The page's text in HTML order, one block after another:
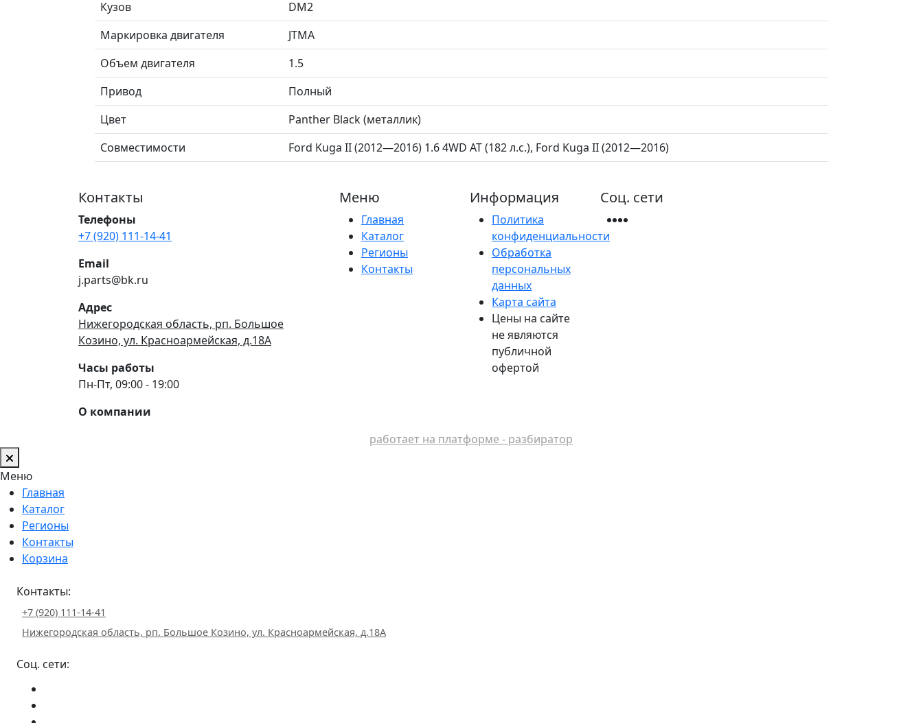
Кузов
DM2
Маркировка двигателя
JTMA
Объем двигателя
1.5
Привод
Полный
Цвет
Panther Black (металлик)
Совместимости
Ford Kuga II (2012—2016) 1.6 4WD AT (182 л.с.), Ford Kuga II (2012—2016)
Контакты
Телефоны
+7 (920) 111-14-41
Email
j.parts@bk.ru
Адрес
Нижегородская область, рп. Большое
Козино, ул. Красноармейская, д.18А
Часы работы
Пн-Пт, 09:00 - 19:00
О компании
Меню
Главная
Каталог
Регионы
Контакты
Информация
Политика
конфиденциальности
Обработка
персональных
данных
Карта сайта
Цены на сайте
не являются
публичной
офертой
Соц. сети
работает на платформе - разбиратор
Меню
Главная
Каталог
Регионы
Контакты
Корзина
Контакты:
+7 (920) 111-14-41
Нижегородская область, рп. Большое Козино, ул. Красноармейская, д.18А
Соц. сети: